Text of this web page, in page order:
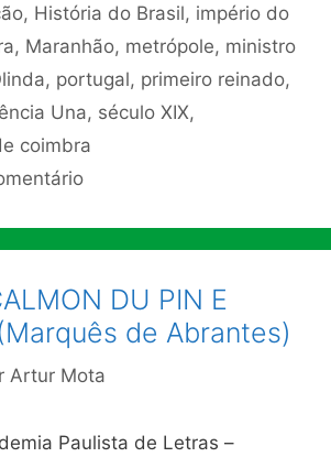
, História do Brasil, império do
, Maranhão, metrópole, ministro
, portugal, primeiro reinado,
Una, século XIX,
coimbra
DU PIN E
de Abrantes)
Artur Mota
Paulista de Letras –